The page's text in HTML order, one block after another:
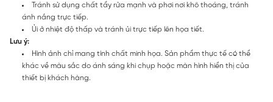
Tránh sử dụng chất tẩy rửa mạnh và phơi nơi khô thoáng, tránh
ánh nắng trực tiếp.
Ủi ở nhiệt độ thấp và tránh ủi trực tiếp lên họa tiết.
Lưu ý:
Hình ảnh chỉ mang tính chất minh họa. Sản phẩm thực tế có thể
khác về màu sắc do ánh sáng khi chụp hoặc màn hình hiển thị của
thiết bị khách hàng.